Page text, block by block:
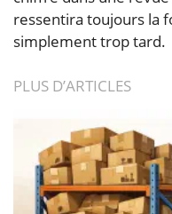
ressentira toujours la
simplement trop tard.
PLUS D’ARTICLES